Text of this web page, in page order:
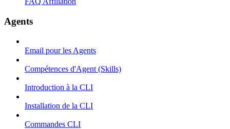
Agents
Email pour les Agents
Compétences d'Agent (Skills)
Introduction à la CLI
Installation de la CLI
Commandes CLI